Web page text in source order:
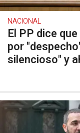
NACIONAL
El PP dice
por
silencioso" y